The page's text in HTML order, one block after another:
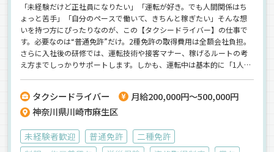
「未経験だけど正社員になりたい」「運転が好き。でも人間関係はち
ょっと苦手」「自分のペースで働いて、きちんと稼ぎたい」そんな想
いを持つ方にぴったりなのが、この【タクシードライバー】の仕事で
す。必要なのは“普通免許”だけ。2種免許の取得費用は全額会社負担。
さらに入社後の研修では、運転技術や接客マナー、稼げるルートの考
え方までしっかりサポートします。しかも、運転中は基本的に「1人の
られます。歩合制で頑張った分だけ収入UP！未経験からでも月収35万
円以上、将来的には月50万円超も目指せます。地元・川崎で正社員と
しいお仕事です。【コスモ交通株式会社 本社】でのお仕事ですが、
応募はドラピタエージェントを通じてのご紹介になります！
タクシードライバー
月給200,000円～500,000円
神奈川県川崎市麻生区
未経験者歓迎 普通免許
二種免許